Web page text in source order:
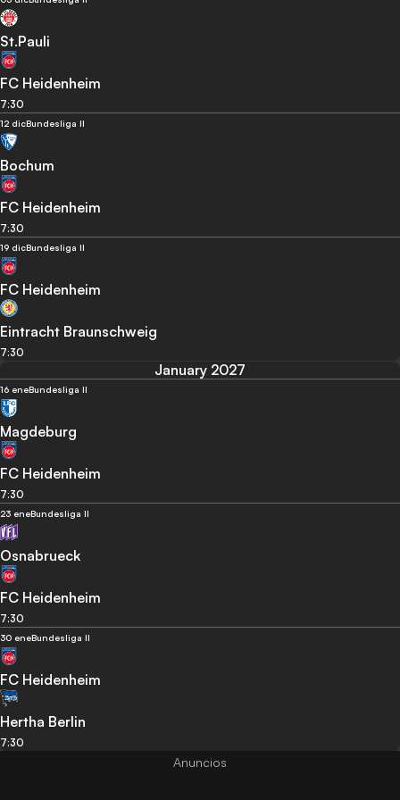
St.Pauli
FC Heidenheim
7:30
12 dicBundesliga II
Bochum
FC Heidenheim
7:30
19 dicBundesliga II
FC Heidenheim
Eintracht Braunschweig
7:30
January 2027
16 eneBundesliga II
Magdeburg
FC Heidenheim
7:30
23 eneBundesliga II
Osnabrueck
FC Heidenheim
7:30
30 eneBundesliga II
FC Heidenheim
Hertha Berlin
7:30